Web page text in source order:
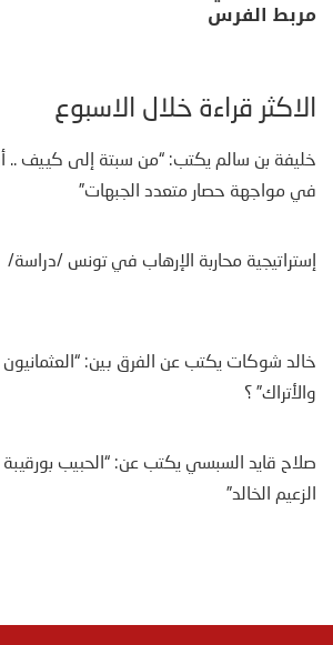
مربط الفرس
الأكثر قراءة خلال الأسبوع
خليفة بن سالم يكتب: “من سبتة إلى كييف ..
في مواجهة حصار متعدد الجبهات”
إستراتيجية محاربة الإرهاب في تونس /دراسة/
خالد شوكات يكتب عن الفرق بين: “العثمانيون
والأتراك” ؟
صلاح قايد السبسي يكتب عن: “الحبيب بورقيبة
الزعيم الخالد”